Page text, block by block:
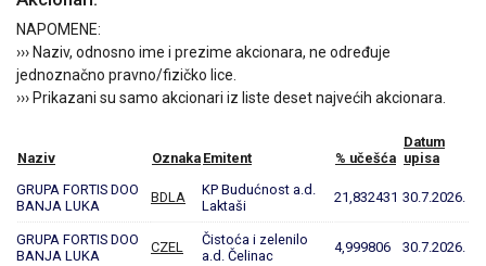
NAPOMENE:
››› Naziv, odnosno ime i prezime akcionara, ne određuje
jednoznačno pravno/fizičko lice.
››› Prikazani su samo akcionari iz liste deset najvećih akcionara.
Naziv Oznaka Emitent % učešća
Datum
upisa
GRUPA FORTIS DOO
BANJA LUKA
BDLA
KP Budućnost a.d.
Laktaši
21,832431 30.7.2026.
GRUPA FORTIS DOO
BANJA LUKA
CZEL
Čistoća i zelenilo
a.d. Čelinac
4,999806 30.7.2026.